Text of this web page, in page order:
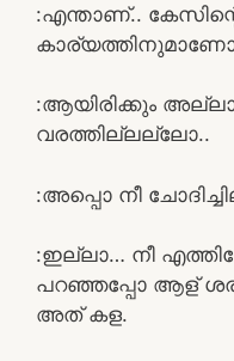
:എന്താണ്..
:ആയിരിക്കും
വരത്തില്ലല്ലോ..
:അപ്പൊ നീ
:ഇല്ലാ… നീ
പറഞ്ഞപ്പോ ആള്
അത് കള.